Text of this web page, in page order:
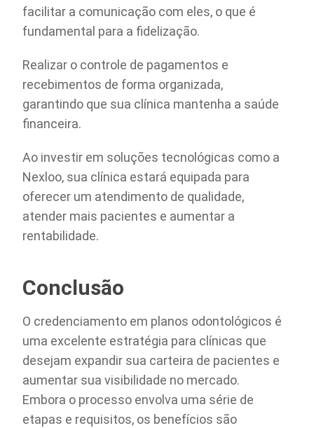
facilitar a comunicação com eles, o que é
fundamental para a fidelização.
Realizar o controle de pagamentos e
recebimentos de forma organizada,
garantindo que sua clínica mantenha a saúde
financeira.
Ao investir em soluções tecnológicas como a
Nexloo, sua clínica estará equipada para
oferecer um atendimento de qualidade,
atender mais pacientes e aumentar a
rentabilidade.
Conclusão
O credenciamento em planos odontológicos é
uma excelente estratégia para clínicas que
desejam expandir sua carteira de pacientes e
aumentar sua visibilidade no mercado.
Embora o processo envolva uma série de
etapas e requisitos, os benefícios são